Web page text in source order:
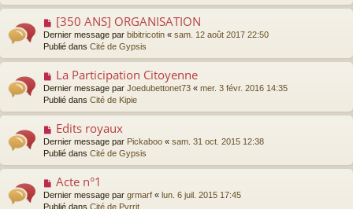
e
e
s
s
a
e
u
m
e
s
a
e
N
o
u
a
u
m
e
s
a
e
[350 ANS] ORGANISATION
Dernier message par bibitricotin « sam. 12 août 2017 22:50
Publié dans Cité de Gypsis
N
u
a
u
m
e
a
La Participation Citoyenne
Dernier message par Joedubettonet73 « mer. 3 févr. 2016 14:35
Publié dans Cité de Kipie
N
u
a
u
Edits royaux
Dernier message par Pickaboo « sam. 31 oct. 2015 12:38
Publié dans Cité de Gypsis
N
u
Acte n°1
Dernier message par grmarf « lun. 6 juil. 2015 17:45
Publié dans Cité de Pyrrit